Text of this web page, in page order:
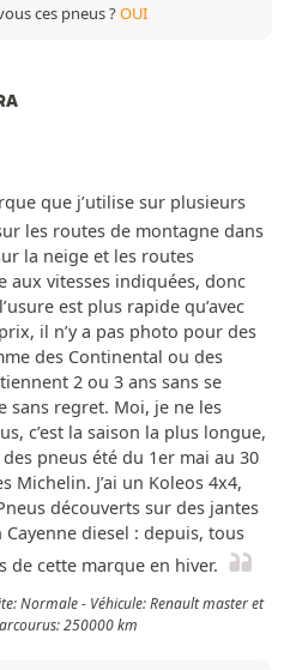
ces pneus ?OUI
que j’utilise sur plusieurs
les routes de montagne dans
la neige et les routes
aux vitesses indiquées, donc
est plus rapide qu’avec
il n’y a pas photo pour des
des Continental ou des
2 ou 3 ans sans se
sans regret. Moi, je ne les
c’est la saison la plus longue,
pneus été du 1er mai au 30
Michelin. J’ai un Koleos 4x4,
découverts sur des jantes
Cayenne diesel : depuis, tous
de cette marque en hiver.
Normale - Véhicule: Renault master et
250000 km